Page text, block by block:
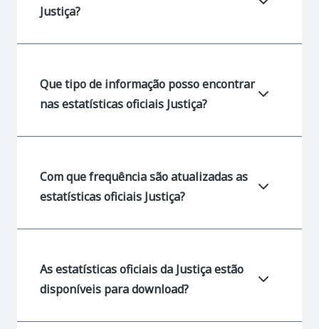
Justiça?
Que tipo de informação posso encontrar
nas estatísticas oficiais Justiça?
Com que frequência são atualizadas as
estatísticas oficiais Justiça?
As estatísticas oficiais da Justiça estão
disponíveis para download?